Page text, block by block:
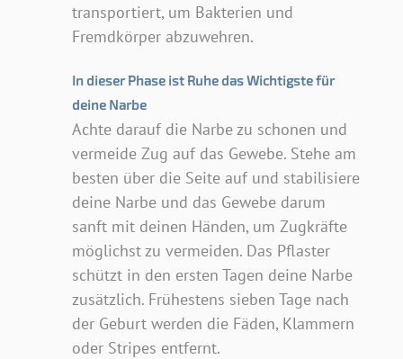
transportiert, um Bakterien und
Fremdkörper abzuwehren.
In dieser Phase ist Ruhe das Wichtigste für
deine Narbe
Achte darauf die Narbe zu schonen und
vermeide Zug auf das Gewebe. Stehe am
besten über die Seite auf und stabilisiere
deine Narbe und das Gewebe darum
sanft mit deinen Händen, um Zugkräfte
möglichst zu vermeiden. Das Pflaster
schützt in den ersten Tagen deine Narbe
zusätzlich. Frühestens sieben Tage nach
der Geburt werden die Fäden, Klammern
oder Stripes entfernt.